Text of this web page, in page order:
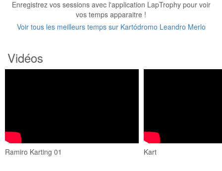
Enregistrez vos sessions avec l'application LapTrophy pour voir
vos temps apparaitre !
Voir tous les meilleurs temps sur Kartódromo Leandro Merlo
Vidéos
Ramiro Karting 01 Kart